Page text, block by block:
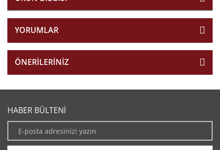
YORUMLAR
ÖNERILERINIZ
HABER BÜLTENİ